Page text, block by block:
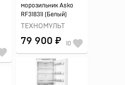
морозильник Asko
RF31831I (Белый)
ТЕХНОМУЛЬТ
79 900 ₽ 10